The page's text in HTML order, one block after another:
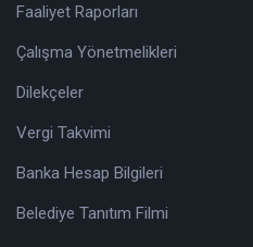
Faaliyet Raporları
Çalışma Yönetmelikleri
Dilekçeler
Vergi Takvimi
Banka Hesap Bilgileri
Belediye Tanıtım Filmi